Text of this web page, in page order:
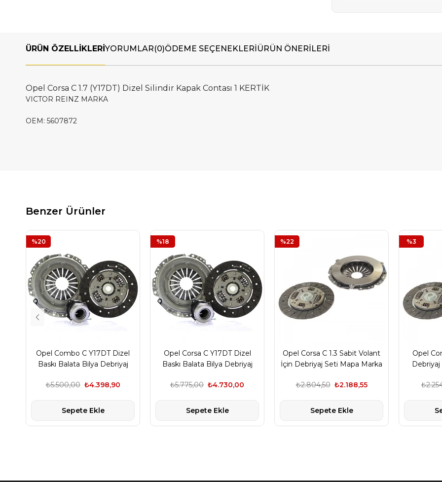
ÜRÜN ÖZELLIKLERIYORUMLAR(0)ÖDEME SEÇENEKLERIÜRÜN ÖNERILERI
Opel Corsa C 1.7 (Y17DT) Dizel Silindir Kapak Contası 1 KERTİK
VICTOR REINZ MARKA
OEM: 5607872
Benzer Ürünler
Opel Combo C Y17DT Dizel
Baskı Balata Bilya Debriyaj
₺4.398,90
₺5.500,00
Sepete Ekle
%20
Opel Corsa C Y17DT Dizel
Baskı Balata Bilya Debriyaj
₺4.730,00
₺5.775,00
Sepete Ekle
%18
Opel Corsa C 1.3 Sabit Volant
İçin Debriyaj Seti Mapa Marka
₺2.188,55
₺2.804,50
Sepete Ekle
%22
Opel
%3